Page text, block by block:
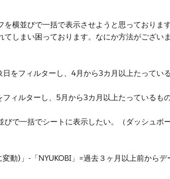
横並びで一括で表示させようと思っております
しまい困っております。なにか方法がござい
をフィルターし、4月から3カ月以上たってい
ィルターし、5月から3カ月以上たっているも
で一括でシートに表示したい。（ダッシュボ
動)」-「NYUKOBI」=過去３ヶ月以上前からデ